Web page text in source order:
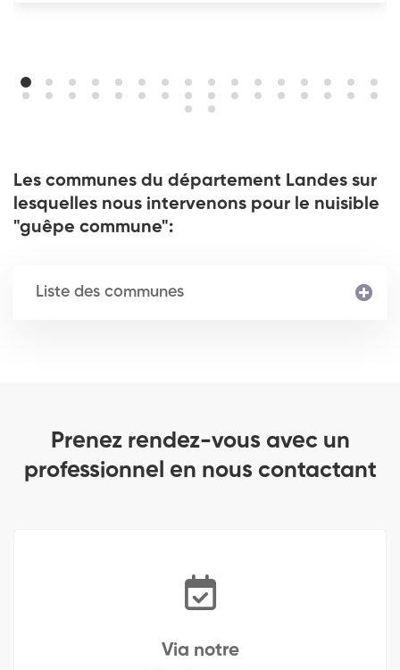
Les communes du département Landes sur
lesquelles nous intervenons pour le nuisible
"guêpe commune":
Liste des communes
Prenez rendez-vous avec un
professionnel en nous contactant
Via notre